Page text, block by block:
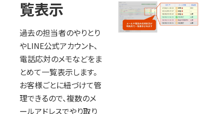
覧表示
過去の担当者のやりとり
やLINE公式アカウント、
電話応対のメモなどをま
とめて一覧表示します。
お客様ごとに紐づけて管
理できるので、複数のメ
ールアドレスでやり取り